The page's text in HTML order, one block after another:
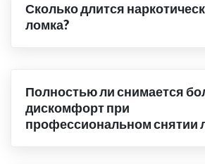
Сколько длится
ломка?
Полностью ли снимается
дискомфорт при
профессиональном снятии